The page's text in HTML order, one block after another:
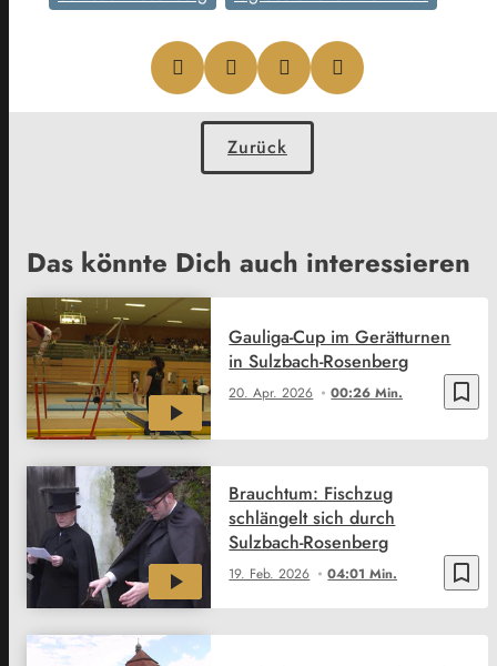
Zurück
Das könnte Dich auch interessieren
bookmark_border
20. Apr. 2026 00:26 Min.
Gauliga-Cup im Gerätturnen
in Sulzbach-Rosenberg
bookmark_border
19. Feb. 2026 04:01 Min.
Brauchtum: Fischzug
schlängelt sich durch
Sulzbach-Rosenberg